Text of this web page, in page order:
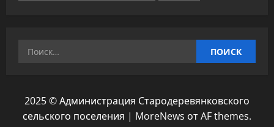
Найти:
2025 © Администрация Стародеревянковского
сельского поселения | MoreNews от AF themes.